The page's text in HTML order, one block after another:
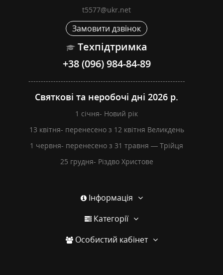
t5577@ukr.net
Замовити дзвінок
Техпідтримка
+38 (096) 984-84-89
---------------------------------------------------------------
Святкові та неробочі дні 2026 р.
1 січня- Новий рік
13 квітня- перенесено з 12 квітня Великдень
1 червня- перенесено з 31 травня — Трійця
25 грудня- Різдво Христове
Інформація
Категорії
Особистий кабінет